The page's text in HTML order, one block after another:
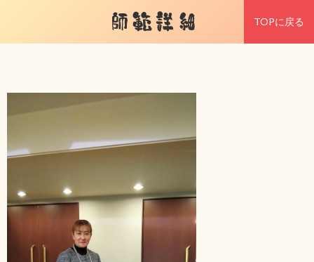
師範詳細 TOPに戻る